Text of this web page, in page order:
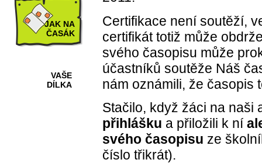
JAK NA
ČASÁK
VAŠE
DÍLKA
Certifikace není soutěží,
certifikát totiž může
svého časopisu může
účastníků soutěže Náš
nám oznámili, že
Stačilo, když žáci na naši
přihlášku a přiložili k ní
svého časopisu ze
číslo třikrát).